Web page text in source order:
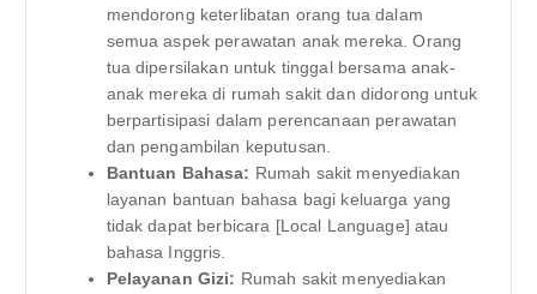
mendorong keterlibatan orang tua dalam
semua aspek perawatan anak mereka. Orang
tua dipersilakan untuk tinggal bersama anak-
anak mereka di rumah sakit dan didorong untuk
berpartisipasi dalam perencanaan perawatan
dan pengambilan keputusan.
Bantuan Bahasa: Rumah sakit menyediakan
layanan bantuan bahasa bagi keluarga yang
tidak dapat berbicara [Local Language] atau
bahasa Inggris.
Pelayanan Gizi: Rumah sakit menyediakan